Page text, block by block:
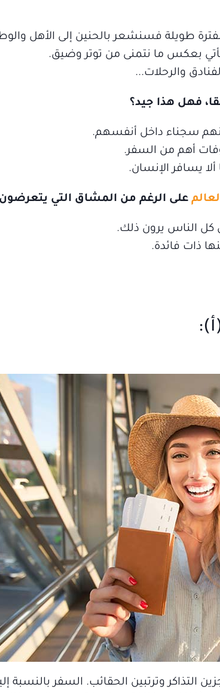
طويلة فسنشعر بالحنين إلى الأهل
بعكس ما نتمنى من توتر وضيق.
والرحلات...
سجناء داخل أنفسهم.
أهم من السفر.
يسافر الإنسان.
على الرغم من المشاق التي يتعرضون
كل الناس يرون ذلك.
ذات فائدة.
التذاكر وترتبين الحقائب. السفر بالنسبة